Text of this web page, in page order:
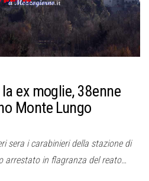
ex moglie, 38enne
Monte Lungo
sera i carabinieri della stazione di
arrestato in flagranza del reato…